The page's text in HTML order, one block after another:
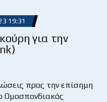
19:31
για την
προς την επίσημη
Ομοσπονδιακός